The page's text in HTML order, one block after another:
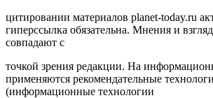
цитировании материалов planet-today.ru
гиперссылка обязательна. Мнения и
совпадают с
точкой зрения редакции. На
применяются рекомендательные
(информационные технологии